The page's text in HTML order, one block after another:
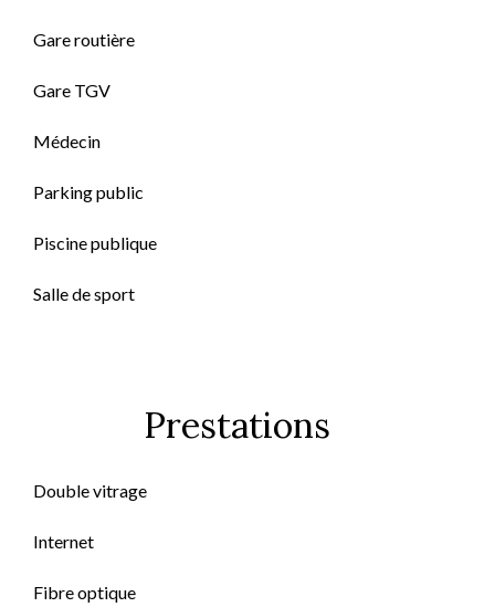
Gare routière
Gare TGV
Médecin
Parking public
Piscine publique
Salle de sport
Prestations
Double vitrage
Internet
Fibre optique